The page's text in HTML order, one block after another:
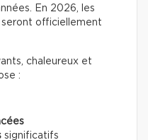
En 2026, les
officiellement
chaleureux et
:
significatifs